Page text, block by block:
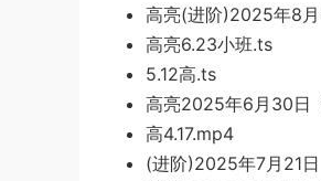
高亮(进阶)2025年8
高亮6.23小班.ts
5.12高.ts
高亮2025年6月30日
高4.17.mp4
(进阶)2025年7月21